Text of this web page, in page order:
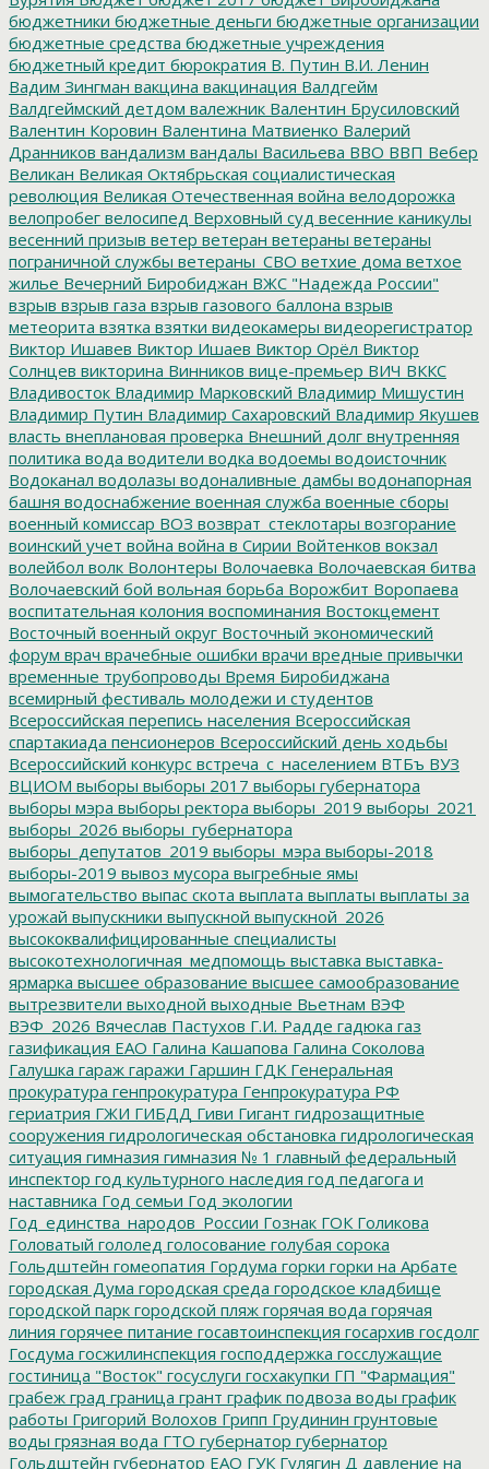
бюджетники бюджетные деньги бюджетные организации
бюджетные средства бюджетные учреждения
бюджетный кредит бюрократия В. Путин В.И. Ленин
Вадим Зингман вакцина вакцинация Валдгейм
Валдгеймский детдом валежник Валентин Брусиловский
Валентин Коровин Валентина Матвиенко Валерий
Дранников вандализм вандалы Васильева ВВО ВВП Вебер
Великан Великая Октябрьская социалистическая
революция Великая Отечественная война велодорожка
велопробег велосипед Верховный суд весенние каникулы
весенний призыв ветер ветеран ветераны ветераны
пограничной службы ветераны_СВО ветхие дома ветхое
жилье Вечерний Биробиджан ВЖС "Надежда России"
взрыв взрыв газа взрыв газового баллона взрыв
метеорита взятка взятки видеокамеры видеорегистратор
Виктор Ишавев Виктор Ишаев Виктор Орёл Виктор
Солнцев викторина Винников вице-премьер ВИЧ ВККС
Владивосток Владимир Марковский Владимир Мишустин
Владимир Путин Владимир Сахаровский Владимир Якушев
власть внеплановая проверка Внешний долг внутренняя
политика вода водители водка водоемы водоисточник
Водоканал водолазы водоналивные дамбы водонапорная
башня водоснабжение военная служба военные сборы
военный комиссар ВОЗ возврат_стеклотары возгорание
воинский учет война война в Сирии Войтенков вокзал
волейбол волк Волонтеры Волочаевка Волочаевская битва
Волочаевский бой вольная борьба Ворожбит Воропаева
воспитательная колония воспоминания Востокцемент
Восточный военный округ Восточный экономический
форум врач врачебные ошибки врачи вредные привычки
временные трубопроводы Время Биробиджана
всемирный фестиваль молодежи и студентов
Всероссийская перепись населения Всероссийская
спартакиада пенсионеров Всероссийский день ходьбы
Всероссийский конкурс встреча_с_населением ВТБъ ВУЗ
ВЦИОМ выборы выборы 2017 выборы губернатора
выборы мэра выборы ректора выборы_2019 выборы_2021
выборы_2026 выборы_губернатора
выборы_депутатов_2019 выборы_мэра выборы-2018
выборы-2019 вывоз мусора выгребные ямы
вымогательство выпас скота выплата выплаты выплаты за
урожай выпускники выпускной выпускной_2026
высококвалифицированные специалисты
высокотехнологичная_медпомощь выставка выставка-
ярмарка высшее образование высшее самообразование
вытрезвители выходной выходные Вьетнам ВЭФ
ВЭФ_2026 Вячеслав Пастухов Г.И. Радде гадюка газ
газификация ЕАО Галина Кашапова Галина Соколова
Галушка гараж гаражи Гаршин ГДК Генеральная
прокуратура генпрокуратура Генпрокуратура РФ
гериатрия ГЖИ ГИБДД Гиви Гигант гидрозащитные
сооружения гидрологическая обстановка гидрологическая
ситуация гимназия гимназия № 1 главный федеральный
инспектор год культурного наследия год педагога и
наставника Год семьи Год экологии
Год_единства_народов_России Гознак ГОК Голикова
Головатый гололед голосование голубая сорока
Гольдштейн гомеопатия Гордума горки горки на Арбате
городская Дума городская среда городское кладбище
городской парк городской пляж горячая вода горячая
линия горячее питание госавтоинспекция госархив госдолг
Госдума госжилинспекция господдержка госслужащие
гостиница "Восток" госуслуги госхакупки ГП "Фармация"
грабеж град граница грант график подвоза воды график
работы Григорий Волохов Грипп Грудинин грунтовые
воды грязная вода ГТО губернатор губернатор
Гольдштейн губернатор ЕАО ГУК Гулягин Д давление на